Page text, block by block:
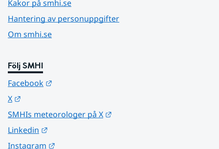
Kakor på smhi.se
Hantering av personuppgifter
Om smhi.se
Följ SMHI
Facebook
X
SMHIs meteorologer på X
Linkedin
Instagram